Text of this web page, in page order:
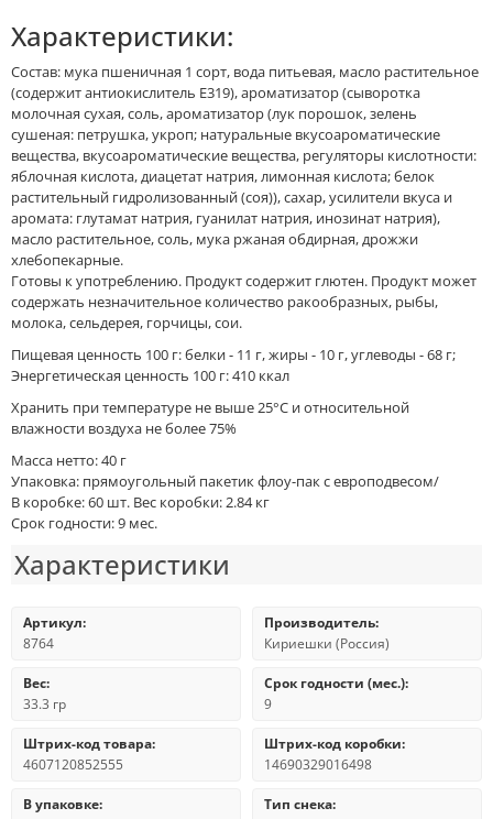
Характеристики:
Состав: мука пшеничная 1 сорт, вода питьевая, масло растительное
(содержит антиокислитель Е319), ароматизатор (сыворотка
молочная сухая, соль, ароматизатор (лук порошок, зелень
сушеная: петрушка, укроп; натуральные вкусоароматические
вещества, вкусоароматические вещества, регуляторы кислотности:
яблочная кислота, диацетат натрия, лимонная кислота; белок
растительный гидролизованный (соя)), сахар, усилители вкуса и
аромата: глутамат натрия, гуанилат натрия, инозинат натрия),
масло растительное, соль, мука ржаная обдирная, дрожжи
хлебопекарные.
Готовы к употреблению. Продукт содержит глютен. Продукт может
содержать незначительное количество ракообразных, рыбы,
молока, сельдерея, горчицы, сои.
Пищевая ценность 100 г: белки - 11 г, жиры - 10 г, углеводы - 68 г;
Энергетическая ценность 100 г: 410 ккал
Хранить при температуре не выше 25°С и относительной
влажности воздуха не более 75%
Масса нетто: 40 г
Упаковка: прямоугольный пакетик флоу-пак с европодвесом/
В коробке: 60 шт. Вес коробки: 2.84 кг
Срок годности: 9 мес.
Характеристики
Артикул:
8764
Производитель:
Кириешки (Россия)
Вес:
33.3 гр
Срок годности (мес.):
9
Штрих-код товара:
4607120852555
Штрих-код коробки:
14690329016498
В упаковке:
Тип снека: